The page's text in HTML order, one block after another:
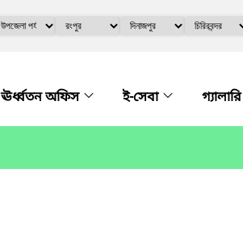
ঊর্ধ্বতন অফিস ই-সেবা গ্যালারি